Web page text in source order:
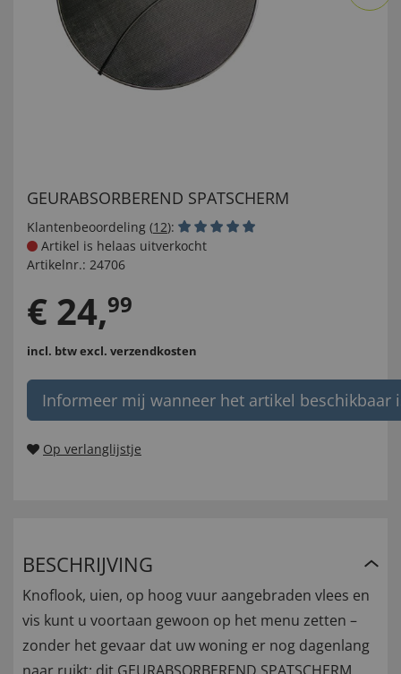
GEURABSORBEREND SPATSCHERM
Klantenbeoordeling (12):
Artikel is helaas uitverkocht
Artikelnr.: 24706
€ 24,99
incl. btwexcl. verzendkosten
Informeer mij wanneer het artikel beschikbaar
Op verlanglijstje
BESCHRIJVING
Knoflook, uien, op hoog vuur aangebraden vlees en
vis kunt u voortaan gewoon op het menu zetten –
zonder het gevaar dat uw woning er nog dagenlang